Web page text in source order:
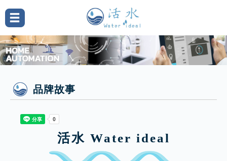
品牌故事
活水 Water ideal